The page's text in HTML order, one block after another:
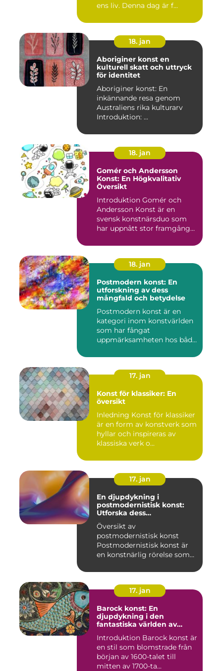
ens liv. Denna dag är f...
18. jan
Aboriginer konst en
kulturell skatt och uttryck
för identitet
Aboriginer konst: En
inkännande resa genom
Australiens rika kulturarv
Introduktion: ...
18. jan
Gomér och Andersson
Konst: En Högkvalitativ
Översikt
Introduktion Gomér och
Andersson Konst är en
svensk konstnärsduo som
har uppnått stor framgång
18. jan
Postmodern konst: En
utforskning av dess
mångfald och betydelse
Postmodern konst är en
kategori inom konstvärlden
som har fångat
uppmärksamheten hos både
17. jan
Konst för klassiker: En
översikt
Inledning Konst för klassiker
är en form av konstverk som
hyllar och inspireras av
klassiska verk o...
17. jan
En djupdykning i
postmodernistisk konst:
Utforska dess
Översikt av
postmodernistisk konst
Postmodernistisk konst är
en konstnärlig rörelse som
17. jan
Barock konst: En
djupdykning i den
fantastiska världen av
Introduktion Barock konst är
en stil som blomstrade från
början av 1600-talet till
mitten av 1700-ta...